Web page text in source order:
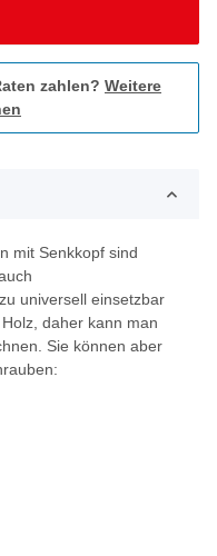
zahlen? Weitere
mit Senkkopf sind
universell einsetzbar
daher kann man
Sie können aber